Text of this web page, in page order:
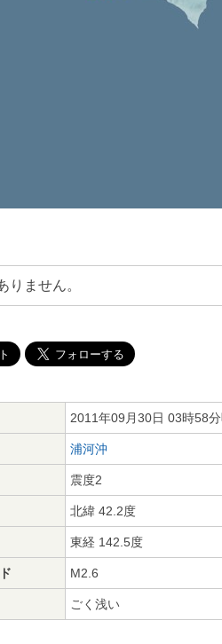
りません。
2011年09月30日 03時58
浦河沖
震度2
北緯 42.2度
東経 142.5度
M2.6
ごく浅い